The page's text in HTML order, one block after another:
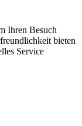
Ihren Besuch
bieten
Service